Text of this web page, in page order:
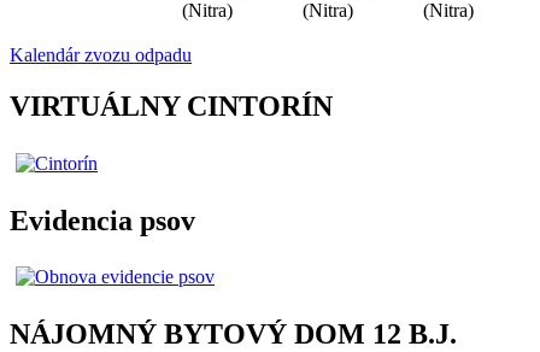
(Nitra)
(Nitra)
(Nitra)
Kalendár zvozu odpadu
VIRTUÁLNY CINTORÍN
Evidencia psov
NÁJOMNÝ BYTOVÝ DOM 12 B.J.